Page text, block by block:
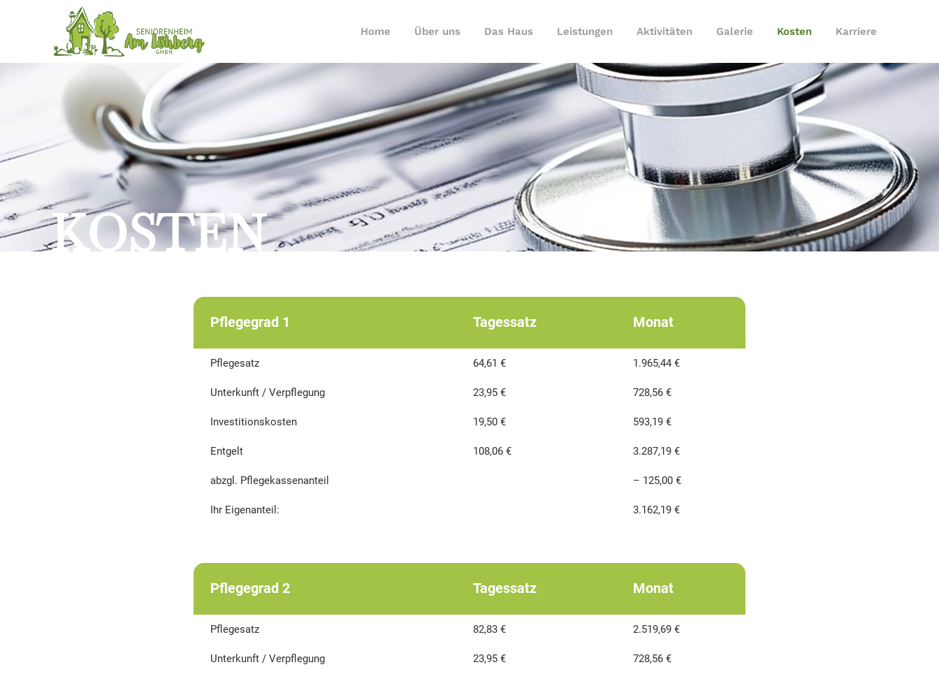
Home Über uns Das Haus Leistungen Aktivitäten Galerie Kosten Karriere
KOSTEN
Pflegegrad 1 Tagessatz Monat
Pflegesatz 64,61 € 1.965,44 €
Unterkunft / Verpflegung 23,95 € 728,56 €
Investitionskosten 19,50 € 593,19 €
Entgelt 108,06 € 3.287,19 €
abzgl. Pflegekassenanteil – 125,00 €
Ihr Eigenanteil: 3.162,19 €
Pflegegrad 2 Tagessatz Monat
Pflegesatz 82,83 € 2.519,69 €
Unterkunft / Verpflegung 23,95 € 728,56 €